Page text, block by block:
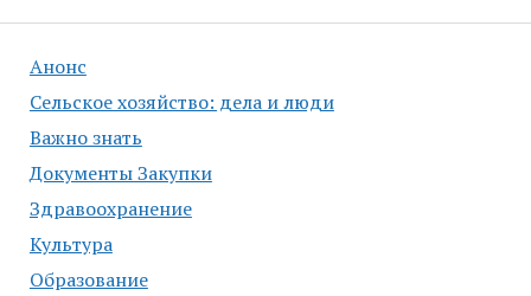
Анонс
Сельское хозяйство: дела и люди
Важно знать
Документы Закупки
Здравоохранение
Культура
Образование